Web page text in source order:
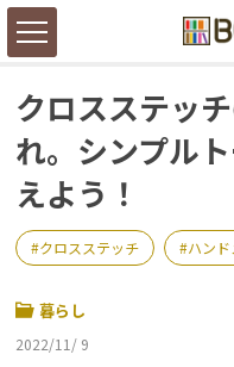
クロスステッ
れ。シンプル
えよう！
クロスステッチ ハン
暮らし
2022/11/ 9